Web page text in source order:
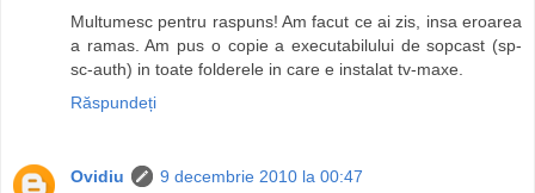
Multumesc pentru raspuns! Am facut ce ai zis, insa eroarea
a ramas. Am pus o copie a executabilului de sopcast (sp-
sc-auth) in toate folderele in care e instalat tv-maxe.
Răspundeți
Ovidiu
9 decembrie 2010 la 00:47